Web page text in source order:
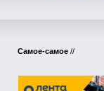
Самое-самое //